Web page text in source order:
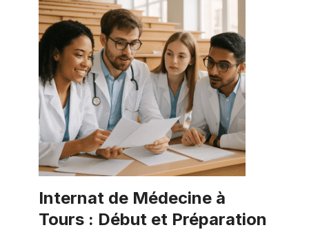
Internat de Médecine à
Tours : Début et Préparation